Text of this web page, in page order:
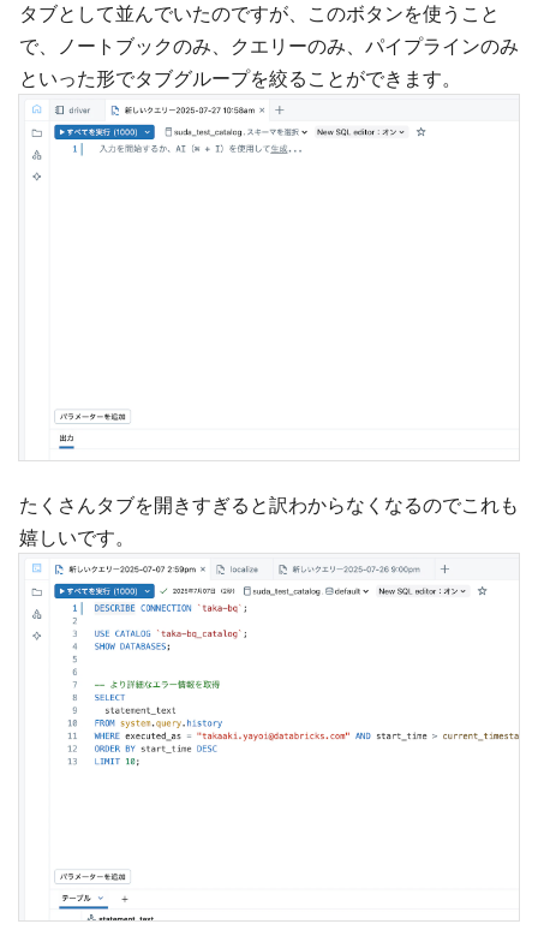
タブとして並んでいたのですが、このボタンを使うこと
で、ノートブックのみ、クエリーのみ、パイプラインのみ
といった形でタブグループを絞ることができます。
たくさんタブを開きすぎると訳わからなくなるのでこれも
嬉しいです。